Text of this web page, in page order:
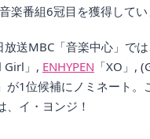
楽番組6冠目を獲得してい
送MBC「音楽中心」で
Girl」, ENHYPEN 「XO」,
が1位候補にノミネート。
、イ・ヨンジ！